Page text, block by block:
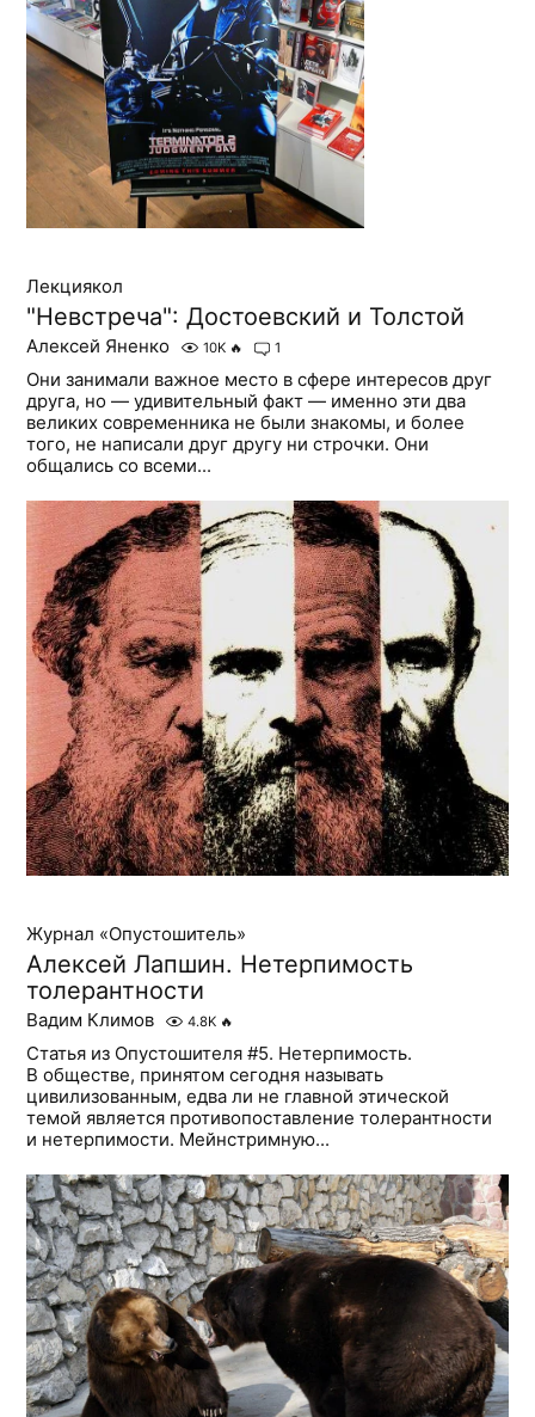
Лекциякол
"Невстреча": Достоевский и Толстой
Алексей Яненко 10K 🔥 1
Они занимали важное место в сфере интересов друг
друга, но — удивительный факт — именно эти два
великих современника не были знакомы, и более
того, не написали друг другу ни строчки. Они
общались со всеми...
Журнал «Опустошитель»
Алексей Лапшин. Нетерпимость
толерантности
Вадим Климов 4.8K 🔥
Статья из Опустошителя #5. Нетерпимость.
В обществе, принятом сегодня называть
цивилизованным, едва ли не главной этической
темой является противопоставление толерантности
и нетерпимости. Мейнстримную...